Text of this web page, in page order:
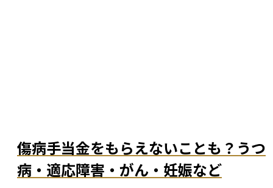
傷病手当金をもらえないことも？うつ
病・適応障害・がん・妊娠など